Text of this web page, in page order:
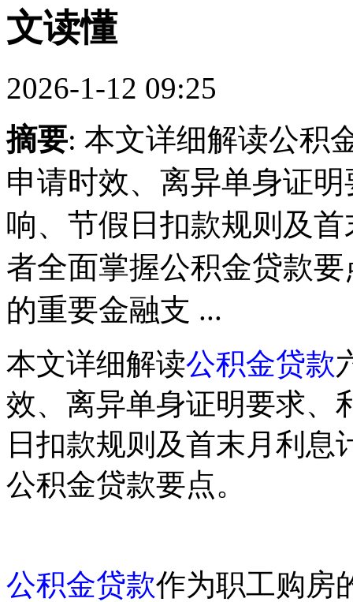
文读懂
2026-1-12 09:25
摘要: 本文详细解读公积
申请时效、离异单身证
响、节假日扣款规则及
者全面掌握公积金贷款
的重要金融支 ...
本文详细解读公积金贷款
效、离异单身证明要求、
日扣款规则及首末月利
公积金贷款要点。
公积金贷款作为职工购房